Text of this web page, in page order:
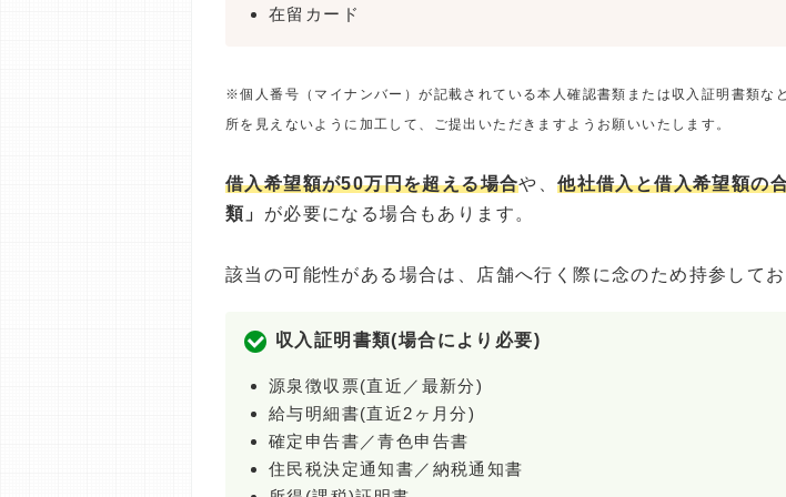
在留カード
※個人番号（マイナンバー）が記載されている本人確認書類または収入証明書類
所を見えないように加工して、ご提出いただきますようお願いいたします。
借入希望額が50万円を超える場合や、他社借入と借入希望額の
類」 が必要になる場合もあります。
該当の可能性がある場合は、店舗へ行く際に念のため持参してお
収入証明書類(場合により必要)
源泉徴収票(直近／最新分)
給与明細書(直近2ヶ月分)
確定申告書／青色申告書
住民税決定通知書／納税通知書